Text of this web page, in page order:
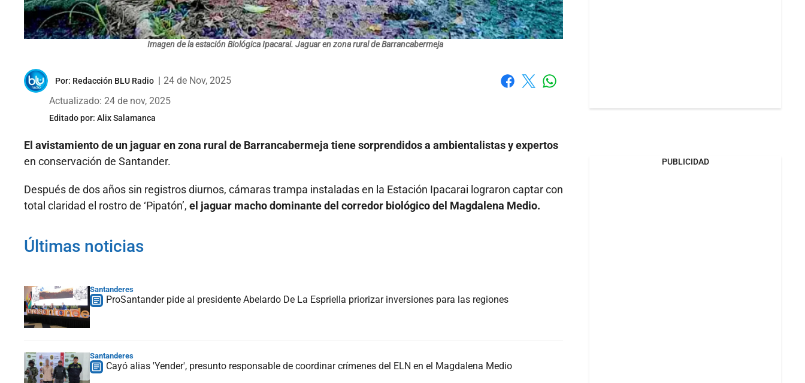
Imagen de la estación Biológica Ipacarai. Jaguar en zona rural de Barrancabermeja
Por: Redacción BLU Radio
24 de Nov, 2025
Actualizado: 24 de nov, 2025
Editado por: Alix Salamanca
El avistamiento de un jaguar en zona rural de Barrancabermeja tiene sorprendidos a ambientalistas y expertos
en conservación de Santander.
Después de dos años sin registros diurnos, cámaras trampa instaladas en la Estación Ipacarai lograron captar con
total claridad el rostro de ‘Pipatón’, el jaguar macho dominante del corredor biológico del Magdalena Medio.
Últimas noticias
Santanderes
ProSantander pide al presidente Abelardo De La Espriella priorizar inversiones para las regiones
Santanderes
Cayó alias 'Yender', presunto responsable de coordinar crímenes del ELN en el Magdalena Medio
PUBLICIDAD